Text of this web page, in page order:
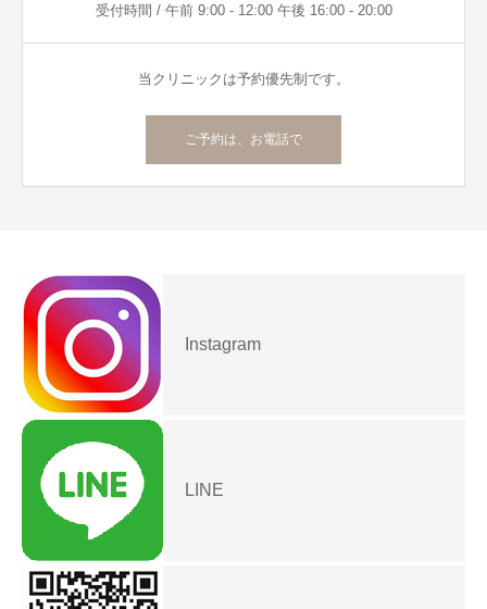
受付時間 / 午前 9:00 - 12:00 午後 16:00 - 20:00
当クリニックは予約優先制です。
ご予約は、お電話で
Instagram
LINE